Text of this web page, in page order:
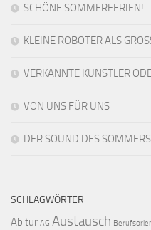
SCHÖNE SOMMERFERIEN!
KLEINE ROBOTER ALS
VERKANNTE KÜNSTLER
VON UNS FÜR UNS
DER SOUND DES SOMMERS
SCHLAGWÖRTER
Abitur AG Austausch